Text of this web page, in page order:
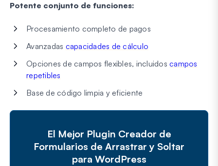
Potente conjunto de funciones:
Procesamiento completo de pagos
Avanzadas capacidades de cálculo
Opciones de campos flexibles, incluidos campos
repetibles
Base de código limpia y eficiente
El Mejor Plugin Creador de
Formularios de Arrastrar y Soltar
para WordPress